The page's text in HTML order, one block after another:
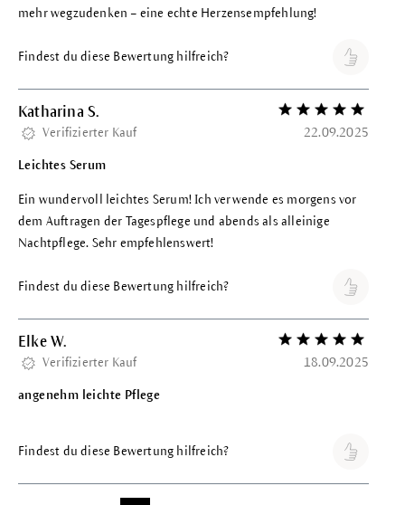
mehr wegzudenken – eine echte Herzensempfehlung!
Findest du diese Bewertung hilfreich?
Katharina S. Bewertung mit 5
Verifizierter Kauf 22.09.2025
Leichtes Serum
Ein wundervoll leichtes Serum! Ich verwende es morgens vor
dem Auftragen der Tagespflege und abends als alleinige
Nachtpflege. Sehr empfehlenswert!
Findest du diese Bewertung hilfreich?
Elke W. Bewertung mit 5
Verifizierter Kauf 18.09.2025
angenehm leichte Pflege
Findest du diese Bewertung hilfreich?